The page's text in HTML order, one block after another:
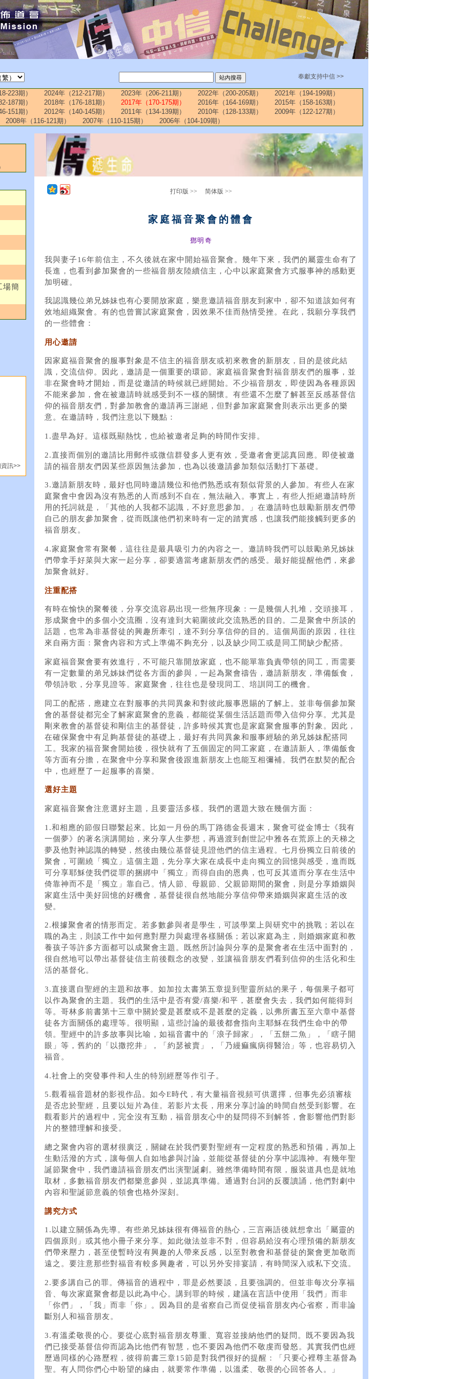
奉獻支持中信 >>
223期） 2024年（212-217期） 2023年（206-211期） 2022年（200-205期）
2021年（194-199期）
187期）
2018年（176-181期） 2017年（170-175期） 2016年（164-169期）
2015年（158-163期）
151期）
2012年（140-145期） 2011年（134-139期） 2010年（128-133期）
2009年（122-127期）
2008年（116-121期）
2007年（110-115期） 2006年（104-109期）
簡
訊>>
打印版 >> 简体版 >>
家庭福音聚會的體會
鄧明奇
我與妻子16年前信主，不久後就在家中開始福音聚會。幾年下來，我們的屬靈生命有了
長進，也看到參加聚會的一些福音朋友陸續信主，心中以家庭聚會方式服事神的感動更
加明確。
我認識幾位弟兄姊妹也有心要開放家庭，樂意邀請福音朋友到家中，卻不知道該如何有
效地組織聚會。有的也曾嘗試家庭聚會，因效果不佳而熱情受挫。在此，我願分享我們
的一些體會：
用心邀請
因家庭福音聚會的服事對象是不信主的福音朋友或初來教會的新朋友，目的是彼此結
識，交流信仰。因此，邀請是一個重要的環節。家庭福音聚會對福音朋友們的服事，並
非在聚會時才開始，而是從邀請的時候就已經開始。不少福音朋友，即使因為各種原因
不能來參加，會在被邀請時就感受到不一樣的關懷。有些還不怎麼了解甚至反感基督信
仰的福音朋友們，對參加教會的邀請再三謝絕，但對參加家庭聚會則表示出更多的樂
意。在邀請時，我們注意以下幾點：
1.盡早為好。這樣既顯熱忱，也給被邀者足夠的時間作安排。
2.直接而個別的邀請比用郵件或微信群發多人更有效，受邀者會更認真回應。即使被邀
請的福音朋友們因某些原因無法參加，也為以後邀請參加類似活動打下基礎。
3.邀請新朋友時，最好也同時邀請幾位和他們熟悉或有類似背景的人參加。有些人在家
庭聚會中會因為沒有熟悉的人而感到不自在，無法融入。事實上，有些人拒絕邀請時所
用的托詞就是，「其他的人我都不認識，不好意思參加。」在邀請時也鼓勵新朋友們帶
自己的朋友參加聚會，從而既讓他們初來時有一定的踏實感，也讓我們能接觸到更多的
福音朋友。
4.家庭聚會常有聚餐，這往往是最具吸引力的內容之一。邀請時我們可以鼓勵弟兄姊妹
們帶拿手好菜與大家一起分享，卻要適當考慮新朋友們的感受。最好能提醒他們，來參
加聚會就好。
注重配搭
有時在愉快的聚餐後，分享交流容易出現一些無序現象：一是幾個人扎堆，交頭接耳，
形成聚會中的多個小交流圈，沒有達到大範圍彼此交流熟悉的目的。二是聚會中所談的
話題，也常為非基督徒的興趣所牽引，達不到分享信仰的目的。這個局面的原因，往往
來自兩方面：聚會內容和方式上準備不夠充分，以及缺少同工或是同工間缺少配搭。
家庭福音聚會要有效進行，不可能只靠開放家庭，也不能單靠負責帶領的同工，而需要
有一定數量的弟兄姊妹們從各方面的參與，一起為聚會禱告，邀請新朋友，準備飯食，
帶領詩歌，分享見證等。家庭聚會，往往也是發現同工、培訓同工的機會。
同工的配搭，應建立在對服事的共同異象和對彼此服事恩賜的了解上。並非每個參加聚
會的基督徒都完全了解家庭聚會的意義，都能從某個生活話題而帶入信仰分享。尤其是
剛來教會的基督徒和剛信主的基督徒，許多時候其實也是家庭聚會服事的對象。因此，
在確保聚會中有足夠基督徒的基礎上，最好有共同異象和服事經驗的弟兄姊妹配搭同
工。我家的福音聚會開始後，很快就有了五個固定的同工家庭，在邀請新人，準備飯食
等方面有分擔，在聚會中分享和聚會後跟進新朋友上也能互相彌補。我們在默契的配合
中，也經歷了一起服事的喜樂。
選好主題
家庭福音聚會注意選好主題，且要靈活多樣。我們的選題大致在幾個方面：
1.和相應的節假日聯繫起來。比如一月份的馬丁路德金長週末，聚會可從金博士《我有
一個夢》的著名演講開始，來分享人生夢想，再過渡到創世記中雅各在荒原上的天梯之
夢及他對神認識的轉變，然後由幾位基督徒見證他們的信主過程。七月份獨立日前後的
聚會，可圍繞「獨立」這個主題，先分享大家在成長中走向獨立的回憶與感受，進而既
可分享耶穌使我們從罪的捆綁中「獨立」而得自由的恩典，也可反其道而分享在生活中
倚靠神而不是「獨立」靠自己。情人節、母親節、父親節期間的聚會，則是分享婚姻與
家庭生活中美好回憶的好機會，基督徒很自然地能分享信仰帶來婚姻與家庭生活的改
變。
2.根據聚會者的情形而定。若多數參與者是學生，可談學業上與研究中的挑戰；若以在
職的為主，則談工作中如何應對壓力與處理各樣關係；若以家庭為主，則婚姻家庭和教
養孩子等許多方面都可以成聚會主題。既然所討論與分享的是聚會者在生活中面對的，
很自然地可以帶出基督徒信主前後觀念的改變，並讓福音朋友們看到信仰的生活化和生
活的基督化。
3.直接選自聖經的主題和故事。如加拉太書第五章提到聖靈所結的果子，每個果子都可
以作為聚會的主題。我們的生活中是否有愛/喜樂/和平，甚麼會失去，我們如何能得到
等。哥林多前書第十三章中關於愛是甚麼或不是甚麼的定義，以弗所書五至六章中基督
徒各方面關係的處理等。很明顯，這些討論的最後都會指向主耶穌在我們生命中的帶
領。聖經中的許多故事與比喻，如福音書中的「浪子歸家」，「五餅二魚」，「瞎子開
眼」等，舊約的「以撒挖井」，「約瑟被賣」，「乃縵痲瘋病得醫治」等，也容易切入
福音。
4.社會上的突發事件和人生的特別經歷等作引子。
5.觀看福音題材的影視作品。如今E時代，有大量福音視頻可供選擇，但事先必須審核
是否忠於聖經，且要以短片為佳。若影片太長，用來分享討論的時間自然受到影響。在
觀看影片的過程中，完全沒有互動，福音朋友心中的疑問得不到解答，會影響他們對影
片的整體理解和接受。
總之聚會內容的選材很廣泛，關鍵在於我們要對聖經有一定程度的熟悉和預備，再加上
生動活潑的方式，讓每個人自如地參與討論，並能從基督徒的分享中認識神。有幾年聖
誕節聚會中，我們邀請福音朋友們出演聖誕劇。雖然準備時間有限，服裝道具也是就地
取材，多數福音朋友們都樂意參與，並認真準備。通過對台詞的反覆讀誦，他們對劇中
內容和聖誕節意義的領會也格外深刻。
講究方式
1.以建立關係為先導。有些弟兄姊妹很有傳福音的熱心，三言兩語後就想拿出「屬靈的
四個原則」或其他小冊子來分享。如此做法並非不對，但容易給沒有心理預備的新朋友
們帶來壓力，甚至使暫時沒有興趣的人帶來反感，以至對教會和基督徒的聚會更加敬而
遠之。要注意那些對福音有較多興趣者，可以另外安排宴請，有時間深入或私下交流。
2.要多講自己的罪。傳福音的過程中，罪是必然要談，且要強調的。但並非每次分享福
音、每次家庭聚會都是以此為中心。講到罪的時候，建議在言語中使用「我們」而非
「你們」，「我」而非「你」。因為目的是省察自己而促使福音朋友內心省察，而非論
斷別人和福音朋友。
3.有溫柔敬畏的心。要從心底對福音朋友尊重、寬容並接納他們的疑問。既不要因為我
們已接受基督信仰而認為比他們有智慧，也不要因為他們不敬虔而發怒。其實我們也經
歷過同樣的心路歷程，彼得前書三章15節是對我們很好的提醒：「只要心裡尊主基督為
聖。有人問你們心中盼望的緣由，就要常作準備，以溫柔、敬畏的心回答各人。」